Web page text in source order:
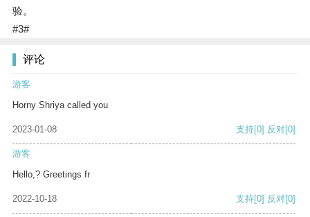
验。
#3#
评论
游客
Horny Shriya called you
2023-01-08 支持[0] 反对[0]
游客
Hello,? Greetings fr
2022-10-18 支持[0] 反对[0]